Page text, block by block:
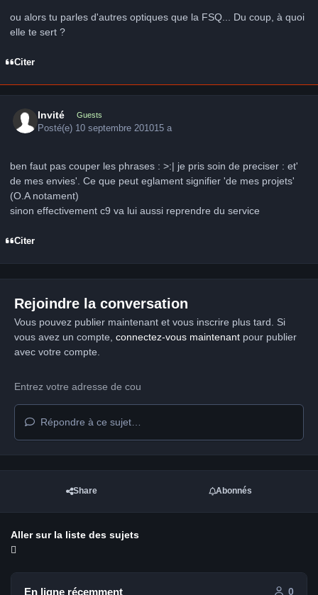
ou alors tu parles d'autres optiques que la FSQ... Du coup, à quoi
elle te sert ?
Citer
Invité Guests
Posté(e) 10 septembre 201015 a
ben faut pas couper les phrases : >:| je pris soin de preciser : et'
de mes envies'. Ce que peut eglament signifier 'de mes projets'
(O.A notament)
sinon effectivement c9 va lui aussi reprendre du service
Citer
Rejoindre la conversation
Vous pouvez publier maintenant et vous inscrire plus tard. Si
vous avez un compte, connectez-vous maintenantpour publier
avec votre compte.
Répondre à ce sujet…
Share Abonnés
Aller sur la liste des sujets
En ligne récemment 0